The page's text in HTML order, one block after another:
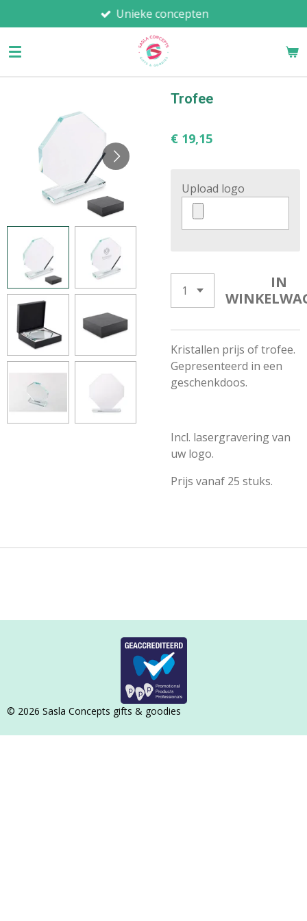
direct
naar
Unieke concepten
Trofee
€ 19,15
Upload logo
IN
Kristallen prijs of trofee.
Gepresenteerd in een
geschenkdoos.
Incl. lasergravering van
uw logo.
Prijs vanaf 25 stuks.
© 2026 Sasla Concepts gifts & goodies